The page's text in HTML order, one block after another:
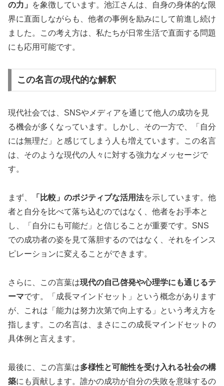
の力」
を象徴しています。池江さんは、自身の身体的な限
界に直面しながらも、他者の事例を励みにして前進し続け
ました。この考え方は、私たちが日常生活で直面する問題
にも応用可能です。
この名言の現代的な解釈
現代社会では、SNSやメディアを通じて他人の成功を見
る機会が多くなっています。しかし、その一方で、「自分
には無理だ」と感じてしまう人も増えています。この名言
は、そのような現代の人々に対する強力なメッセージで
す。
まず、 「比較」のポジティブな活用法を示しています。他
者と自分を比べて落ち込むのではなく、他者をお手本と
し、「自分にも可能だ」と信じることが重要です。SNS
での成功者の姿を見て落胆するのではなく、それをインス
ピレーションに変えることができます。
さらに、この言葉は現代の自己啓発や心理学にも通じるテ
ーマです。「成長マインドセット」という概念があります
が、これは「能力は努力次第で向上する」という考え方を
指します。この名言は、まさにこの成長マインドセットの
具体例と言えます。
最後に、この言葉は多様性と可能性を受け入れる社会の構
築にも貢献します。誰かの成功が自分の失敗を意味するの